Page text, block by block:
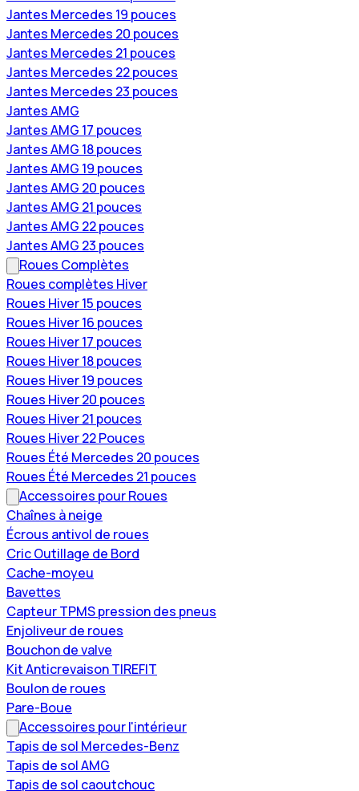
Jantes Mercedes 19 pouces
Jantes Mercedes 20 pouces
Jantes Mercedes 21 pouces
Jantes Mercedes 22 pouces
Jantes Mercedes 23 pouces
Jantes AMG
Jantes AMG 17 pouces
Jantes AMG 18 pouces
Jantes AMG 19 pouces
Jantes AMG 20 pouces
Jantes AMG 21 pouces
Jantes AMG 22 pouces
Jantes AMG 23 pouces
Roues Complètes
Roues complètes Hiver
Roues Hiver 15 pouces
Roues Hiver 16 pouces
Roues Hiver 17 pouces
Roues Hiver 18 pouces
Roues Hiver 19 pouces
Roues Hiver 20 pouces
Roues Hiver 21 pouces
Roues Hiver 22 Pouces
Roues Été Mercedes 20 pouces
Roues Été Mercedes 21 pouces
Accessoires pour Roues
Chaînes à neige
Écrous antivol de roues
Cric Outillage de Bord
Cache-moyeu
Bavettes
Capteur TPMS pression des pneus
Enjoliveur de roues
Bouchon de valve
Kit Anticrevaison TIREFIT
Boulon de roues
Pare-Boue
Accessoires pour l'intérieur
Tapis de sol Mercedes-Benz
Tapis de sol AMG
Tapis de sol caoutchouc